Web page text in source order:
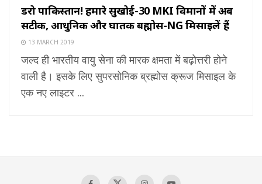
डरो पाकिस्तान! हमारे सुखोई-30 MKI विमानों में अब
सटीक, आधुनिक और घातक बह्मोस-NG मिसाइलें हैं
13 MARCH 2019
जल्द ही भारतीय वायु सेना की मारक क्षमता में बढ़ोत्तरी होने
वाली है। इसके लिए सुपरसोनिक ब्रह्मोस क्रूज मिसाइल के
एक नए लाइटर ...